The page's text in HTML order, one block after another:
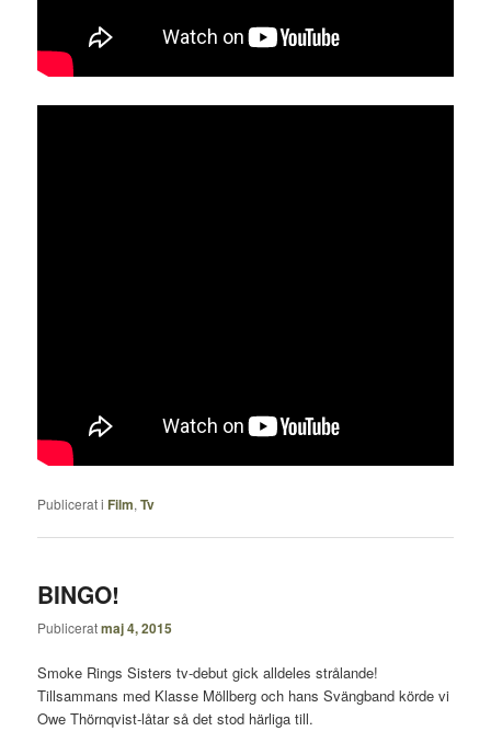
Publicerat i Film,Tv
BINGO!
Publiceratmaj 4, 2015
Smoke Rings Sisters tv-debut gick alldeles strålande!
Tillsammans med Klasse Möllberg och hans Svängband körde vi
Owe Thörnqvist-låtar så det stod härliga till.